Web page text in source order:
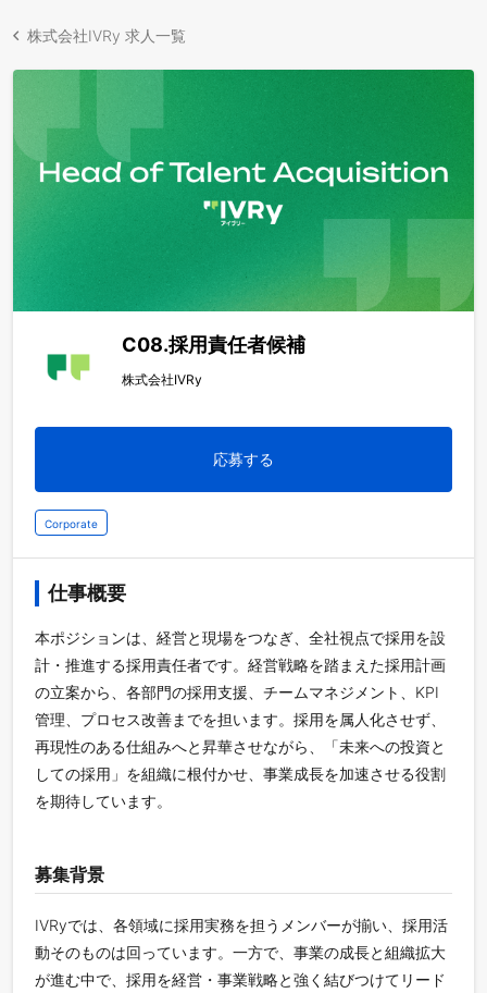
株式会社IVRy 求人一覧
C08.採用責任者候補
株式会社IVRy
応募する
Corporate
仕事概要
本ポジションは、経営と現場をつなぎ、全社視点で採用を設
計・推進する採用責任者です。経営戦略を踏まえた採用計画
の立案から、各部門の採用支援、チームマネジメント、KPI
管理、プロセス改善までを担います。採用を属人化させず、
再現性のある仕組みへと昇華させながら、「未来への投資と
しての採用」を組織に根付かせ、事業成長を加速させる役割
を期待しています。
募集背景
IVRyでは、各領域に採用実務を担うメンバーが揃い、採用活
動そのものは回っています。一方で、事業の成長と組織拡大
が進む中で、採用を経営・事業戦略と強く結びつけてリード